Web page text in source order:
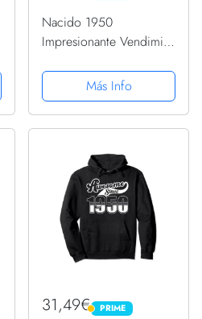
Nacido 1950
Impresionante Vendimia
Sudadera con Capucha
Más Info
31,49€ PRIME
PRIME